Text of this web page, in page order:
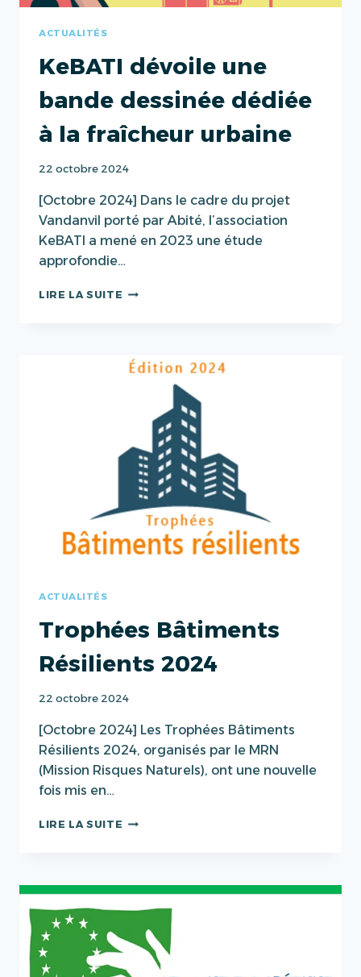
ACTUALITÉS
KeBATI dévoile une
bande dessinée dédiée
à la fraîcheur urbaine
22 octobre 2024
[Octobre 2024] Dans le cadre du projet
Vandanvil porté par Abité, l’association
KeBATI a mené en 2023 une étude
approfondie…
LIRE LA SUITE KEBATI
DESSINÉE
DÉDIÉE
FRAÎCHEUR
URBAINE
ACTUALITÉS
Trophées Bâtiments
Résilients 2024
22 octobre 2024
[Octobre 2024] Les Trophées Bâtiments
Résilients 2024, organisés par le MRN
(Mission Risques Naturels), ont une nouvelle
fois mis en…
LIRE LA SUITE TROPHÉES